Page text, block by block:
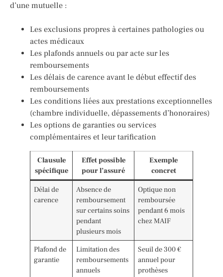
d’une mutuelle :
Les exclusions propres à certaines pathologies ou
actes médicaux
Les plafonds annuels ou par acte sur les
remboursements
Les délais de carence avant le début effectif des
remboursements
Les conditions liées aux prestations exceptionnelles
(chambre individuelle, dépassements d’honoraires)
Les options de garanties ou services
complémentaires et leur tarification
Clausule
spécifique
Effet possible
pour l’assuré
Exemple
concret
Délai de
carence
Absence de
remboursement
sur certains soins
pendant
plusieurs mois
Optique non
remboursée
pendant 6 mois
chez MAIF
Plafond de
garantie
Limitation des
remboursements
annuels
Seuil de 300 €
annuel pour
prothèses